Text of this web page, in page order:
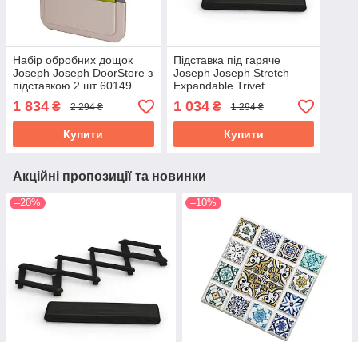
Набір обробних дощок
Joseph Joseph DoorStore з
підставкою 2 шт 60149
1 834 ₴ 2 294 ₴
Купити
Підставка під гаряче
Joseph Joseph Stretch
Expandable Trivet
55*14*1,5 см чорна 70033
1 034₴ 1 294 ₴
Купити
Акційні пропозиції та новинки
–20% –10%